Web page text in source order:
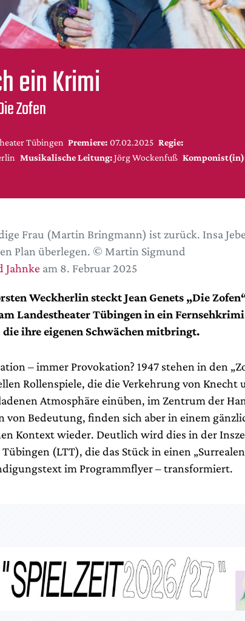
ein Krimi
Zofen
Tübingen Premiere: 07.02.2025 Regie:
Musikalische Leitung: Jörg Wockenfuß
Frau (Martin Bringmann) ist zurück. Insa
Plan überlegen. © Martin Sigmund
Jahnke am 8. Februar 2025
Weckherlin steckt Jean Genets „Die
Landestheater Tübingen in ein
die ihre eigenen Schwächen mitbringt.
– immer Provokation? 1947 stehen in den
Rollenspiele, die die Verkehrung von Knecht
Atmosphäre einüben, im Zentrum der
von Bedeutung, finden sich aber in einem
Kontext wieder. Deutlich wird dies in der
(LTT), die das Stück in einen
im Programmflyer – transformiert.